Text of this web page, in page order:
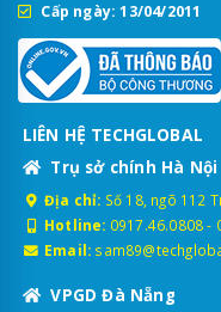
Cấp ngày: 13/04/2011
LIÊN HỆ TECHGLOBAL
Trụ sở chính Hà Nội
Địa chỉ: Số 18, ngõ 112
Hotline: 0917.46.0808-
Email:
VPGD Đà Nẵng